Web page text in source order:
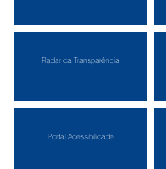
Radar da Transparência
Portal Acessibilidade